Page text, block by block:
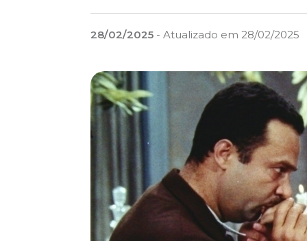
28/02/2025 - Atualizado em 28/02/2025